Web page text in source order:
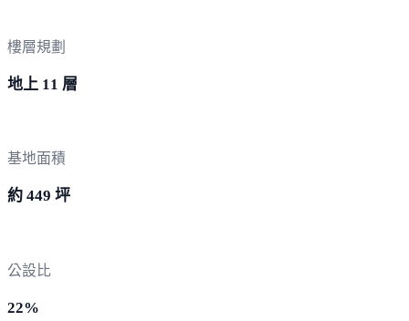
樓層規劃
地上 11 層
基地面積
約 449 坪
公設比
22%